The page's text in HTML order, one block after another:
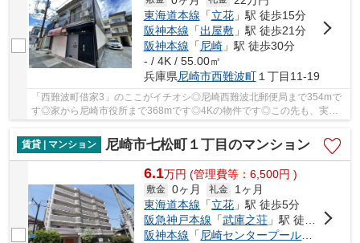
東海道本線 「立花」駅 徒歩15分
阪神本線 「出屋敷」駅 徒歩21分
阪神本線 「尼崎」駅 徒歩30分
- / 4K / 55.00㎡
兵庫県尼崎市西難波町１丁目11-19
「西難波町借家3」のここがイチオシ◎尼崎西難波北郵便局まで354mで
す◎家から尼崎市役所まで368mです◎4Kの物件です◎この先も、実り
ある充実した生活を送りたいですよね◎新しい生活を始...
賃貸 | マンション
尼崎市七松町１丁目のマンション
6.1万円 (管理費等：6,500円 )
敷金 0ヶ月 礼金
1ヶ月
東海道本線 「立花 」駅 徒歩5分
阪急神戸本線 「武庫之荘 」駅 徒歩30分
阪神本線 「尼崎センタープール前